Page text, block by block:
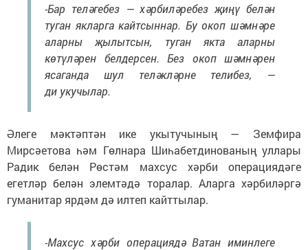
-Бар теләгебез — хәрбиләребез җиңү белән
туган якларга кайтсыннар. Бу окоп шәмнәре
аларны җылытсын, туган якта аларны
көтүләрен белдерсен. Без окоп шәмнәрен
ясаганда шул теләкләрне телибез, —
ди укучылар.
Әлеге мәктәптән ике укытучының — Земфира
Мирсәетова һәм Гөлнара Шиһабетдинованың уллары
Радик белән Рөстәм махсус хәрби операциядәге
егетләр белән элемтәдә торалар. Аларга хәрбиләргә
гуманитар ярдәм дә илтеп кайттылар.
-Махсус хәрби операциядә Ватан иминлеге